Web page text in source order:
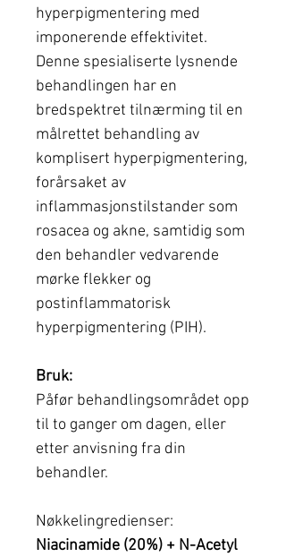
hyperpigmentering med
imponerende effektivitet.
Denne spesialiserte lysnende
behandlingen har en
bredspektret tilnærming til en
målrettet behandling av
komplisert hyperpigmentering,
forårsaket av
inflammasjonstilstander som
rosacea og akne, samtidig som
den behandler vedvarende
mørke flekker og
postinflammatorisk
hyperpigmentering (PIH).
Bruk:
Påfør behandlingsområdet opp
til to ganger om dagen, eller
etter anvisning fra din
behandler.
Nøkkelingredienser:
Niacinamide (20%) + N-Acetyl